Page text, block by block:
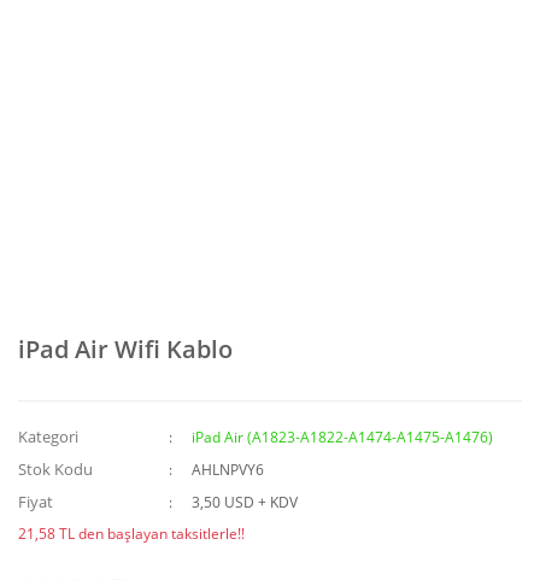
iPad Air Wifi Kablo
Kategori iPad Air (A1823-A1822-A1474-A1475-A1476)
Stok Kodu AHLNPVY6
Fiyat
3,50 USD + KDV
21,58 TL den başlayan taksitlerle!!